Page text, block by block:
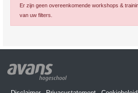
Er zijn geen overeenkomende workshops &
van uw filters.